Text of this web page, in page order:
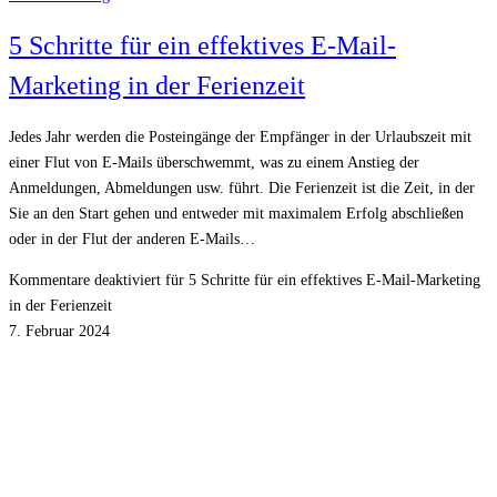
5 Schritte für ein effektives E-Mail-
Marketing in der Ferienzeit
Jedes Jahr werden die Posteingänge der Empfänger in der Urlaubszeit mit
einer Flut von E-Mails überschwemmt, was zu einem Anstieg der
Anmeldungen, Abmeldungen usw. führt. Die Ferienzeit ist die Zeit, in der
Sie an den Start gehen und entweder mit maximalem Erfolg abschließen
oder in der Flut der anderen E-Mails…
Kommentare deaktiviert für 5 Schritte für ein effektives E-Mail-Marketing
in der Ferienzeit
7. Februar 2024